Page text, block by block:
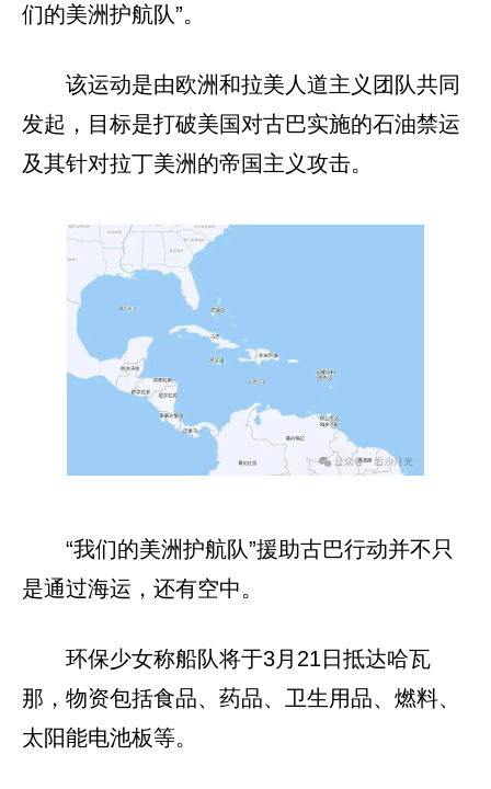
们的美洲护航队”。
该运动是由欧洲和拉美人道主义团队共同
发起，目标是打破美国对古巴实施的石油禁运
及其针对拉丁美洲的帝国主义攻击。
“我们的美洲护航队”援助古巴行动并不只
是通过海运，还有空中。
环保少女称船队将于3月21日抵达哈瓦
那，物资包括食品、药品、卫生用品、燃料、
太阳能电池板等。